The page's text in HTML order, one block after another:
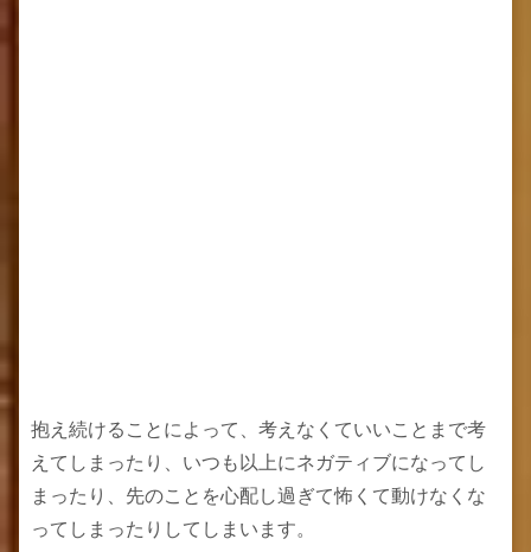
抱え続けることによって、考えなくていいことまで考
えてしまったり、いつも以上にネガティブになってし
まったり、先のことを心配し過ぎて怖くて動けなくな
ってしまったりしてしまいます。